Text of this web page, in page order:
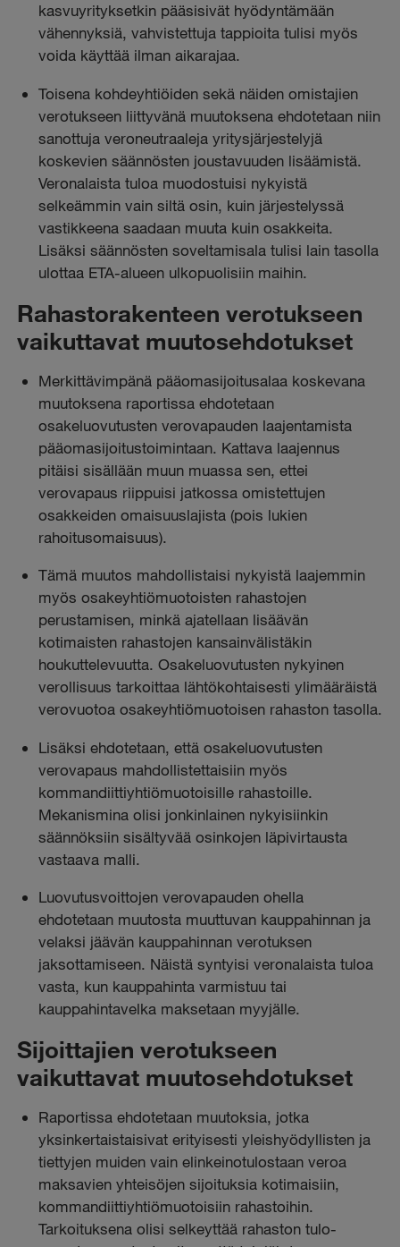
kasvuyrityksetkin pääsisivät hyödyntämään
vähennyksiä, vahvistettuja tappioita tulisi myös
voida käyttää ilman aikarajaa.
Toisena kohdeyhtiöiden sekä näiden omistajien
verotukseen liittyvänä muutoksena ehdotetaan niin
sanottuja veroneutraaleja yritysjärjestelyjä
koskevien säännösten joustavuuden lisäämistä.
Veronalaista tuloa muodostuisi nykyistä
selkeämmin vain siltä osin, kuin järjestelyssä
vastikkeena saadaan muuta kuin osakkeita.
Lisäksi säännösten soveltamisala tulisi lain tasolla
ulottaa ETA-alueen ulkopuolisiin maihin.
Rahastorakenteen verotukseen
vaikuttavat muutosehdotukset
Merkittävimpänä pääomasijoitusalaa koskevana
muutoksena raportissa ehdotetaan
osakeluovutusten verovapauden laajentamista
pääomasijoitustoimintaan. Kattava laajennus
pitäisi sisällään muun muassa sen, ettei
verovapaus riippuisi jatkossa omistettujen
osakkeiden omaisuuslajista (pois lukien
rahoitusomaisuus).
Tämä muutos mahdollistaisi nykyistä laajemmin
myös osakeyhtiömuotoisten rahastojen
perustamisen, minkä ajatellaan lisäävän
kotimaisten rahastojen kansainvälistäkin
houkuttelevuutta. Osakeluovutusten nykyinen
verollisuus tarkoittaa lähtökohtaisesti ylimääräistä
verovuotoa osakeyhtiömuotoisen rahaston tasolla.
Lisäksi ehdotetaan, että osakeluovutusten
verovapaus mahdollistettaisiin myös
kommandiittiyhtiömuotoisille rahastoille.
Mekanismina olisi jonkinlainen nykyisiinkin
säännöksiin sisältyvää osinkojen läpivirtausta
vastaava malli.
Luovutusvoittojen verovapauden ohella
ehdotetaan muutosta muuttuvan kauppahinnan ja
velaksi jäävän kauppahinnan verotuksen
jaksottamiseen. Näistä syntyisi veronalaista tuloa
vasta, kun kauppahinta varmistuu tai
kauppahintavelka maksetaan myyjälle.
Sijoittajien verotukseen
vaikuttavat muutosehdotukset
Raportissa ehdotetaan muutoksia, jotka
yksinkertaistaisivat erityisesti yleishyödyllisten ja
tiettyjen muiden vain elinkeinotulostaan veroa
maksavien yhteisöjen sijoituksia kotimaisiin,
kommandiittiyhtiömuotoisiin rahastoihin.
Tarkoituksena olisi selkeyttää rahaston tulo-